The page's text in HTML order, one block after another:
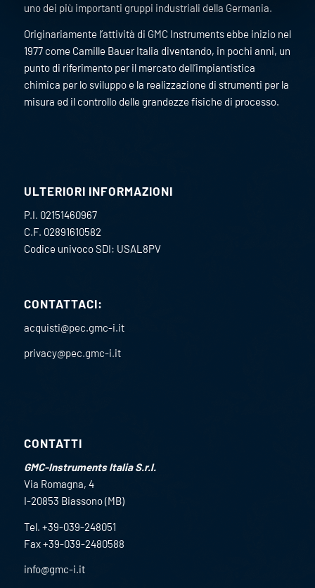
uno dei più importanti gruppi industriali della Germania.
Originariamente l’attività di GMC Instruments ebbe inizio nel
1977 come Camille Bauer Italia diventando, in pochi anni, un
punto di riferimento per il mercato dell’impiantistica
chimica per lo sviluppo e la realizzazione di strumenti per la
misura ed il controllo delle grandezze fisiche di processo.
ULTERIORI INFORMAZIONI
P.I. 02151460967
C.F. 02891610582
Codice univoco SDI: USAL8PV
CONTATTACI:
acquisti@pec.gmc-i.it
privacy@pec.gmc-i.it
CONTATTI
GMC-Instruments Italia S.r.l.
Via Romagna, 4
I-20853 Biassono (MB)
Tel. +39-039-248051
Fax +39-039-2480588
info@gmc-i.it